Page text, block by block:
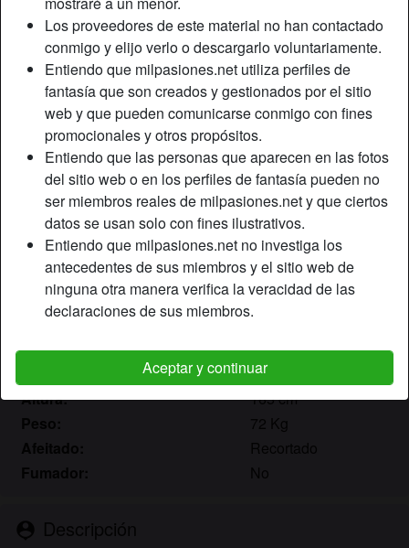
Los proveedores de este material no han contactado
conmigo y elijo verlo o descargarlo voluntariamente.
Entiendo que milpasiones.net utiliza perfiles de
fantasía que son creados y gestionados por el sitio
web y que pueden comunicarse conmigo con fines
promocionales y otros propósitos.
Entiendo que las personas que aparecen en las fotos
del sitio web o en los perfiles de fantasía pueden no
ser miembros reales de milpasiones.net y que ciertos
datos se usan solo con fines ilustrativos.
Entiendo que milpasiones.net no investiga los
antecedentes de sus miembros y el sitio web de
ninguna otra manera verifica la veracidad de las
declaraciones de sus miembros.
Aceptar y continuar
Apodo:
FlaringLust
Edad:
58
País:
España
Provincia:
Murcia
Género:
Mujer
Sexualidad:
Hetero
Color de cabello:
Rubio
Marrón
Altura:
165 cm
Peso:
72 Kg
Afeitado:
Recortado
Fumador:
No
person_pin Descripción